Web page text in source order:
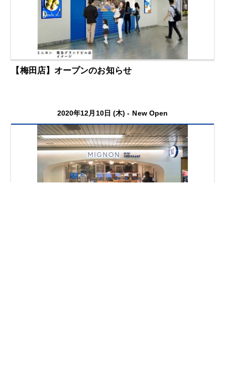
【梅田店】オープンのお知らせ
2020年12月10日 (木) - New Open